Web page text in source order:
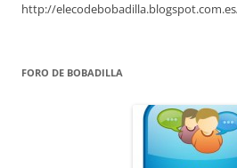
http://
FORO DE BOBADILLA